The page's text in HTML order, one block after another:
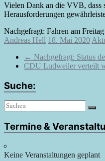
Vielen Dank an die VVB, dass
Herausforderungen
Nachgefragt: Fahren am
Andreas Hell 18. Mai 2020
← Nachgefragt: Status
CDU Ludweiler verteilt
Suche:
Termine &
Keine Veranstaltungen geplant